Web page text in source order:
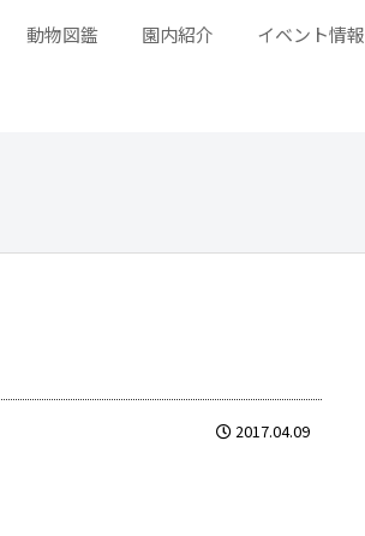
動物図鑑 園内紹介 イベント情報
2017.04.09